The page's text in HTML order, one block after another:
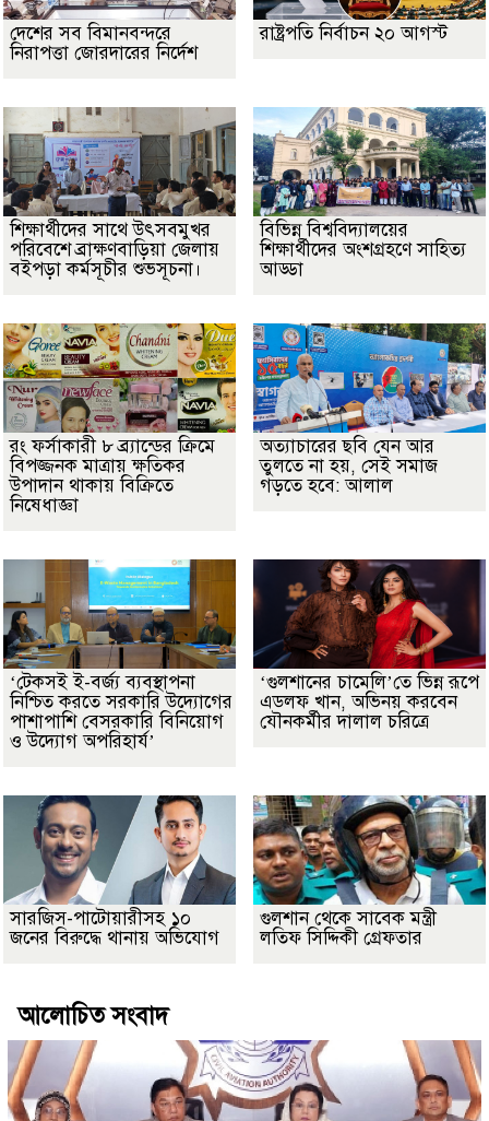
দেশের সব বিমানবন্দরে
নিরাপত্তা জোরদারের নির্দেশ
রাষ্ট্রপতি নির্বাচন ২০ আগস্ট
শিক্ষার্থীদের সাথে উৎসবমুখর
পরিবেশে ব্রাক্ষণবাড়িয়া জেলায়
বইপড়া কর্মসূচীর শুভসূচনা।
বিভিন্ন বিশ্ববিদ্যালয়ের
শিক্ষার্থীদের অংশগ্রহণে সাহিত্য
আড্ডা
রং ফর্সাকারী ৮ ব্র্যান্ডের ক্রিমে
বিপজ্জনক মাত্রায় ক্ষতিকর
উপাদান থাকায় বিক্রিতে
নিষেধাজ্ঞা
অত্যাচারের ছবি যেন আর
তুলতে না হয়, সেই সমাজ
গড়তে হবে: আলাল
‘টেকসই ই-বর্জ্য ব্যবস্থাপনা
নিশ্চিত করতে সরকারি উদ্যোগের
পাশাপাশি বেসরকারি বিনিয়োগ
ও উদ্যোগ অপরিহার্য’
‘গুলশানের চামেলি’তে ভিন্ন রূপে
এডলফ খান, অভিনয় করবেন
যৌনকর্মীর দালাল চরিত্রে
সারজিস-পাটোয়ারীসহ ১০
জনের বিরুদ্ধে থানায় অভিযোগ
গুলশান থেকে সাবেক মন্ত্রী
লতিফ সিদ্দিকী গ্রেফতার
আলোচিত সংবাদ